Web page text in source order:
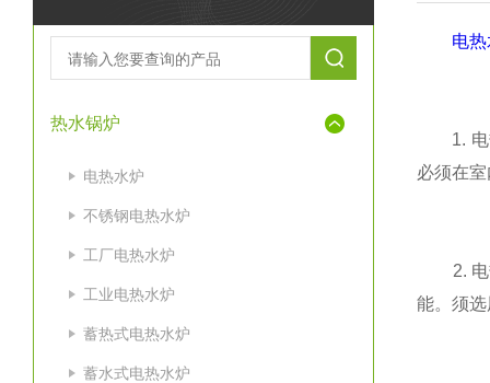
热水锅炉
电热水炉
不锈钢电热水炉
工厂电热水炉
工业电热水炉
蓄热式电热水炉
蓄水式电热水炉
电
1. 电热
必须在
2. 电热
能。须